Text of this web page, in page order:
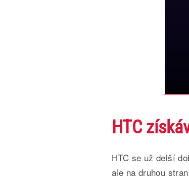
HTC
HTC se už delší
ale na druhou